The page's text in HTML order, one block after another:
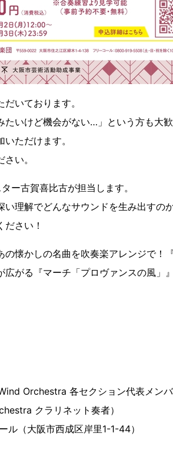
いております。
たいけど機会がない…」という方も大
ただけます。
い。
ー古賀喜比古が担当します。
理解でどんなサウンドを生み出すの
さい！
懐かしの名曲を吹奏楽アレンジで！
がる『マーチ「プロヴァンスの風」
Orchestra 各セクション代表メン
クラリネット奏者）
ル（大阪市西成区岸里1-1-44）